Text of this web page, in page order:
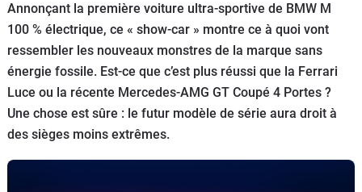
Auto
Services
Forum
Moto
Annonçant la première voiture ultra-sportive de BMW M
100 % électrique, ce « show-car » montre ce à quoi vont
ressembler les nouveaux monstres de la marque sans
énergie fossile. Est-ce que c’est plus réussi que la Ferrari
Luce ou la récente Mercedes-AMG GT Coupé 4 Portes ?
Une chose est sûre : le futur modèle de série aura droit à
des sièges moins extrêmes.